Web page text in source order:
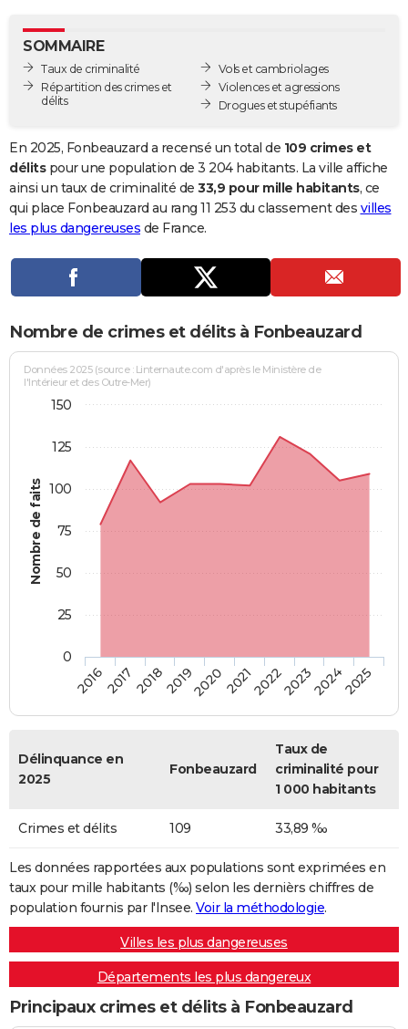
GUIDES D'ACHAT
BONS PLANS
Carte de Noël
Carte Bonne année
Carte Saint-Valentin
Carte Pâques
Carte d'anniversaire
DICTIONNAIRE
Dictionnaire
Biographies
Citations
Expressions
Proverbes
PROGRAMME TV
Se connecter
Entreprises
Service militaire
Avis de recherche
AVIS DE DÉCÈS
Bricolage
Lifestyle
Culture
Sport
Auto
Television
Voyage
Cinema
SOMMAIRE
Taux de criminalité
Répartition des crimes et
délits
Vols et cambriolages
Violences et agressions
Drogues et stupéfiants
En 2025, Fonbeauzard a recensé un total de 109 crimes et
délitspour une population de 3 204 habitants. La ville affiche
ainsi un taux de criminalité de 33,9 pour mille habitants, ce
qui place Fonbeauzard au rang 11 253 du classement des villes
les plus dangereuses de France.
Nombre de crimes et délits à Fonbeauzard
Nombre de faits
Données 2025 (source : Linternaute.com d'après le Ministère de
l'Intérieur et des Outre-Mer)
2016201720182019202020212022202320242025
0
25
50
75
100
125
150
Délinquance en
2025
Fonbeauzard
Taux de
criminalité pour
1 000 habitants
Crimes et délits 109 33,89 ‰
Les données rapportées aux populations sont exprimées en
taux pour mille habitants (‰) selon les dernièrs chiffres de
population fournis par l'Insee. Voir la méthodologie.
Villes les plus dangereuses
Départements les plus dangereux
Principaux crimes et délits à Fonbeauzard